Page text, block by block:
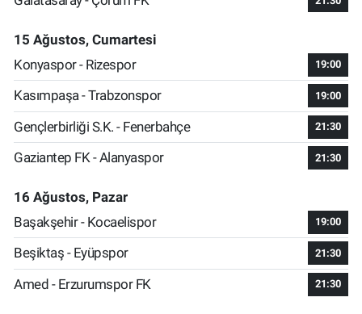
15 Ağustos, Cumartesi
Konyaspor - Rizespor
19:00
Kasımpaşa - Trabzonspor 19:00
Gençlerbirliği S.K. - Fenerbahçe 21:30
Gaziantep FK - Alanyaspor 21:30
16 Ağustos, Pazar
Başakşehir - Kocaelispor
19:00
Beşiktaş - Eyüpspor 21:30
Amed - Erzurumspor FK 21:30